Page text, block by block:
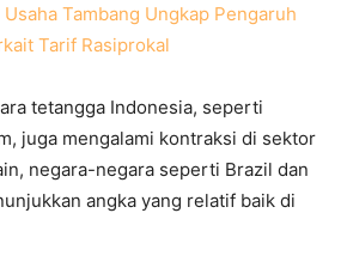
Usaha Tambang Ungkap Pengaruh
Tarif Rasiprokal
tetangga Indonesia, seperti
juga mengalami kontraksi di sektor
negara-negara seperti Brazil dan
angka yang relatif baik di